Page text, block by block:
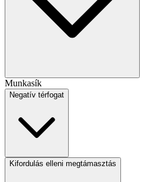
Munkasík
Negatív térfogat
Kifordulás elleni megtámasztás